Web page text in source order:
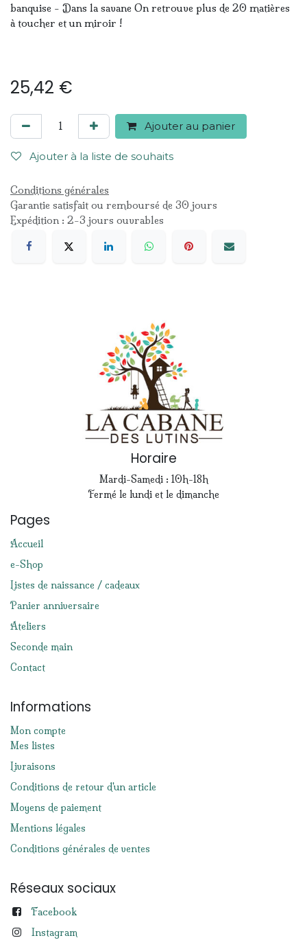
banquise - Dans la savane On retrouve plus de 20 matières
à toucher et un miroir !
25,42 €
Ajouter au panier
Ajouter à la liste de souhaits
Conditions générales
Garantie satisfait ou remboursé de 30 jours
Expédition : 2-3 jours ouvrables
Horaire
Mardi-Samedi : 10h-18h
Fermé le lundi et le dimanche
Pages
Accueil
e-Shop
Listes de naissance / cadeaux
Panier anniversaire
Ateliers
Seconde main
Contact
Informations
Mon compte
Mes listes
Livraisons
Conditions de retour d'un article
Moyens de paiement
Mentions légales
Conditions générales de ventes
Réseaux sociaux
Facebook
Instagram